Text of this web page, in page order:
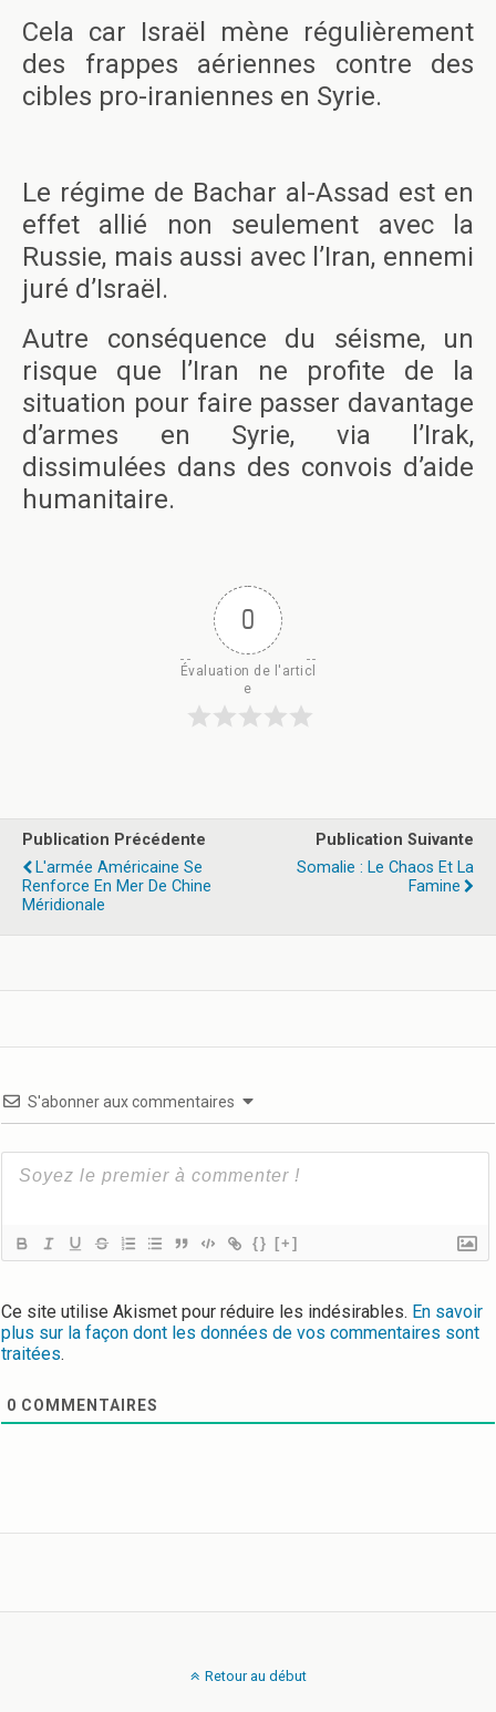
Cela car Israël mène régulièrement
des frappes aériennes contre des
cibles pro-iraniennes en Syrie.
Le régime de Bachar al-Assad est en
effet allié non seulement avec la
Russie, mais aussi avec l’Iran, ennemi
juré d’Israël.
Autre conséquence du séisme, un
risque que l’Iran ne profite de la
situation pour faire passer davantage
d’armes en Syrie, via l’Irak,
dissimulées dans des convois d’aide
humanitaire.
0
Évaluation de l'articl
e
Publication Précédente
L'armée Américaine Se
Renforce En Mer De Chine
Méridionale
Publication Suivante
Somalie : Le Chaos Et La
Famine
S'abonner aux commentaires
{} [+]
Ce site utilise Akismet pour réduire les indésirables. En savoir
plus sur la façon dont les données de vos commentaires sont
traitées.
0 COMMENTAIRES
Retour au début